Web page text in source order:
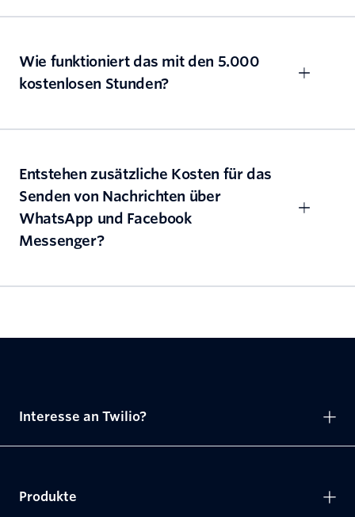
Wie funktioniert das mit den 5.000
kostenlosen Stunden?
Entstehen zusätzliche Kosten für das
Senden von Nachrichten über
WhatsApp und Facebook
Messenger?
Interesse an Twilio?
Produkte